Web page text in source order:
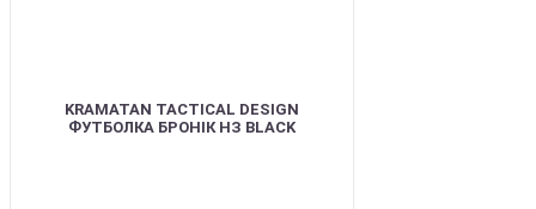
KRAMATAN TACTICAL DESIGN
ФУТБОЛКА БРОНІК НЗ BLACK